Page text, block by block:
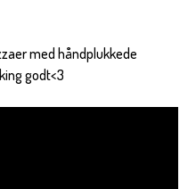
med håndplukkede
godt<3